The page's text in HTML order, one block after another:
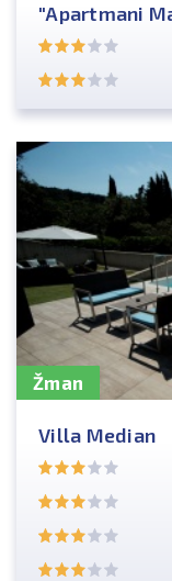
"Apartmani
Žman
Villa Median